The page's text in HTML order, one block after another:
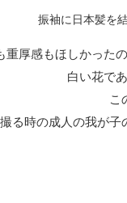
振袖に日本髪を
重厚感もほしかった
白い花で
こ
る時の成人の我が子